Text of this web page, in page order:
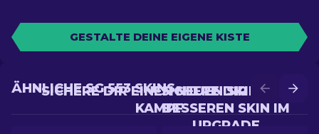
GESTALTE DEINE EIGENE KISTE
SICHERE DIR EINEN
BESSEREN SKIN IM
UPGRADE
SICHERE DIR EINEN NEUEN SKIN IM
KAMPF
ÄHNLICHE SG 553 SKINS